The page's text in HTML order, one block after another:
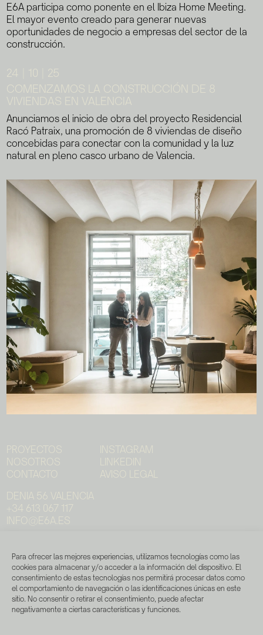
Para ofrecer las mejores experiencias, utilizamos tecnologías como las
cookies para almacenar y/o acceder a la información del dispositivo. El
consentimiento de estas tecnologías nos permitirá procesar datos como
el comportamiento de navegación o las identificaciones únicas en este
sitio. No consentir o retirar el consentimiento, puede afectar
negativamente a ciertas características y funciones.
E6A participa como ponente en el Ibiza Home Meeting.
El mayor evento creado para generar nuevas
oportunidades de negocio a empresas del sector de la
construcción.
COMENZAMOS LA CONSTRUCCIÓN DE 8
VIVIENDAS EN VALENCIA
24 | 10 | 25
Anunciamos el inicio de obra del proyecto Residencial
Racó Patraix, una promoción de 8 viviendas de diseño
concebidas para conectar con la comunidad y la luz
natural en pleno casco urbano de Valencia.
PROYECTOS
NOSOTROS
CONTACTO
INSTAGRAM
LINKEDIN
AVISO LEGAL
DENIA 56 VALENCIA
+34 613 067 117
INFO@E6A.ES
RECIBE NUESTRAS NOVEDADES
Últimos proyectos, noticias y publicaciones.
Email
He leído y acepto lapolítica de privacidad.